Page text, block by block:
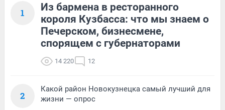
1
Из бармена в ресторанного
короля Кузбасса: что мы знаем о
Печерском, бизнесмене,
спорящем с губернаторами
14 220 12
2
Какой район Новокузнецка самый лучший для
жизни — опрос